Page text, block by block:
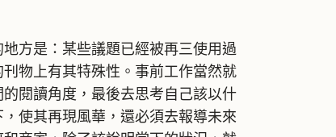
方是：某些議題已經被再三使用過
物上有其特殊性。事前工作當然就
閱讀角度，最後去思考自己該以什
使其再現風華，還必須去報導未來